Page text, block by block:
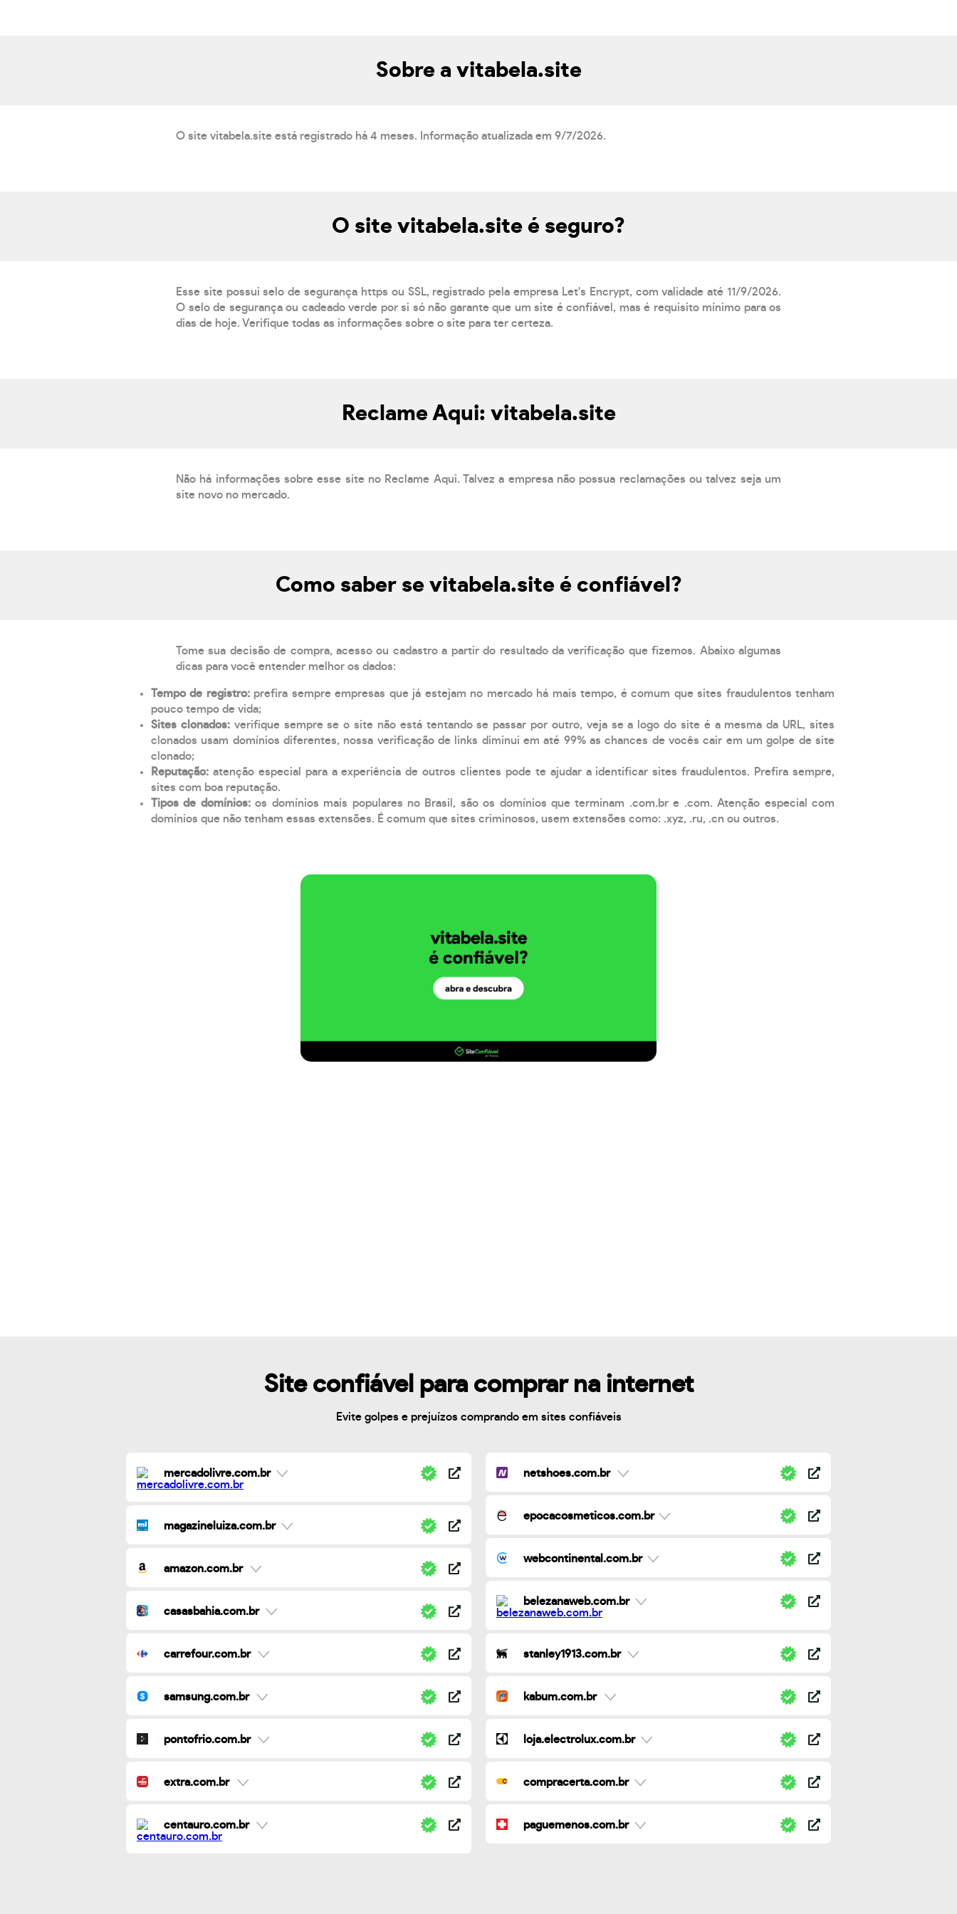
Sobre a vitabela.site
O site vitabela.site está registrado há 4 meses. Informação atualizada em 9/7/2026.
O site vitabela.site é seguro?
Esse site possui selo de segurança https ou SSL, registrado pela empresa Let's Encrypt, com validade até 11/9/2026.
O selo de segurança ou cadeado verde por si só não garante que um site é confiável, mas é requisito mínimo para os
dias de hoje. Verifique todas as informações sobre o site para ter certeza.
Reclame Aqui: vitabela.site
Não há informações sobre esse site no Reclame Aqui. Talvez a empresa não possua reclamações ou talvez seja um
site novo no mercado.
Como saber se vitabela.site é confiável?
Tome sua decisão de compra, acesso ou cadastro a partir do resultado da verificação que fizemos. Abaixo algumas
dicas para você entender melhor os dados:
Tempo de registro: prefira sempre empresas que já estejam no mercado há mais tempo, é comum que sites fraudulentos tenham
pouco tempo de vida;
Sites clonados: verifique sempre se o site não está tentando se passar por outro, veja se a logo do site é a mesma da URL, sites
clonados usam domínios diferentes, nossa verificação de links diminui em até 99% as chances de vocês cair em um golpe de site
clonado;
Reputação: atenção especial para a experiência de outros clientes pode te ajudar a identificar sites fraudulentos. Prefira sempre,
sites com boa reputação.
Tipos de domínios:os domínios mais populares no Brasil, são os domínios que terminam .com.br e .com. Atenção especial com
domínios que não tenham essas extensões. É comum que sites criminosos, usem extensões como: .xyz, .ru, .cn ou outros.
Site confiável para comprar na internet
Evite golpes e prejuízos comprando em sites confiáveis
mercadolivre.com.br
magazineluiza.com.br
amazon.com.br
casasbahia.com.br
carrefour.com.br
samsung.com.br
pontofrio.com.br
extra.com.br
centauro.com.br
netshoes.com.br
epocacosmeticos.com.br
webcontinental.com.br
belezanaweb.com.br
stanley1913.com.br
kabum.com.br
loja.electrolux.com.br
compracerta.com.br
paguemenos.com.br